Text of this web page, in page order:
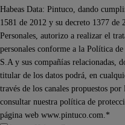
Habeas Data: Pintuco, dando
1581 de 2012 y su decreto 1377 de
Personales, autorizo a realizar el
personales conforme a la Política
S.A y sus compañías relacionadas,
titular de los datos podrá, en
través de los canales propuestos
consultar nuestra política de
página web www.pintuco.com.*